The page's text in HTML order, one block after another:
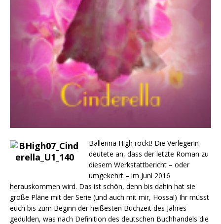
Ballerina High rockt! Die Verlegerin
deutete an, dass der letzte Roman zu
diesem Werkstattbericht – oder
umgekehrt – im Juni 2016
herauskommen wird. Das ist schön, denn bis dahin hat sie
große Pläne mit der Serie (und auch mit mir, Hossa!) Ihr müsst
euch bis zum Beginn der heißesten Buchzeit des Jahres
gedulden, was nach Definition des deutschen Buchhandels die